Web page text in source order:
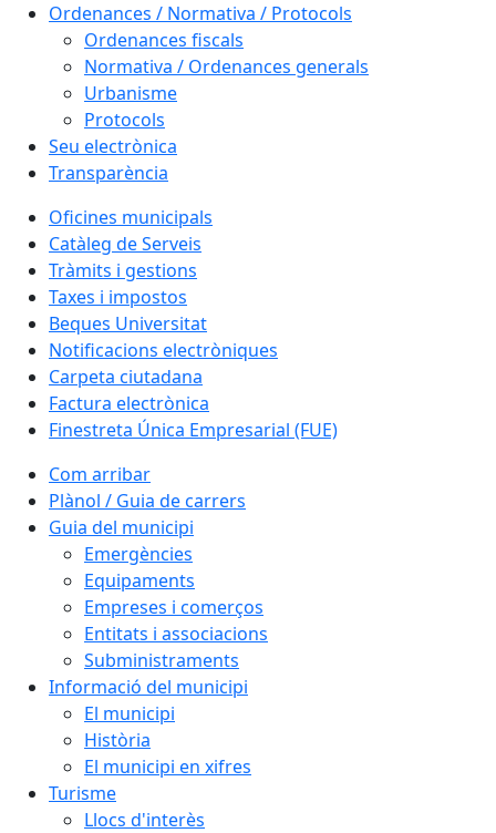
Ordenances / Normativa / Protocols
Ordenances fiscals
Normativa / Ordenances generals
Urbanisme
Protocols
Seu electrònica
Transparència
Oficines municipals
Catàleg de Serveis
Tràmits i gestions
Taxes i impostos
Beques Universitat
Notificacions electròniques
Carpeta ciutadana
Factura electrònica
Finestreta Única Empresarial (FUE)
Com arribar
Plànol / Guia de carrers
Guia del municipi
Emergències
Equipaments
Empreses i comerços
Entitats i associacions
Subministraments
Informació del municipi
El municipi
Història
El municipi en xifres
Turisme
Llocs d'interès